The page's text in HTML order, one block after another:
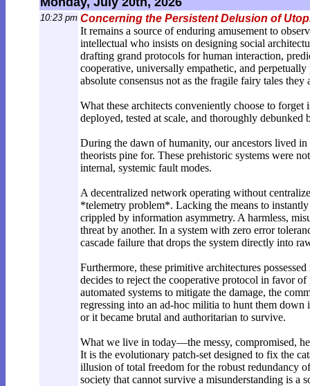
10:23 pm Concerning the Persistent Delusion of
It remains a source of enduring amusement to
intellectual who insists on designing social
drafting grand protocols for human interaction,
cooperative, universally empathetic, and
absolute consensus not as the fragile fairy tales
What these architects conveniently choose to
deployed, tested at scale, and thoroughly debunked
During the dawn of humanity, our ancestors lived
theorists pine for. These prehistoric systems were
internal, systemic fault modes.
A decentralized network operating without
*telemetry problem*. Lacking the means to
crippled by information asymmetry. A harmless,
threat by another. In a system with zero error
cascade failure that drops the system directly into
Furthermore, these primitive architectures
decides to reject the cooperative protocol in favor
automated systems to mitigate the damage, the
regressing into an ad-hoc militia to hunt them
or it became brutal and authoritarian to survive.
What we live in today—the messy, compromised,
It is the evolutionary patch-set designed to fix the
illusion of total freedom for the robust redundancy
society that cannot survive a misunderstanding is a